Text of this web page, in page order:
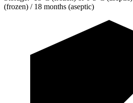
(frozen) / 18 months (aseptic)